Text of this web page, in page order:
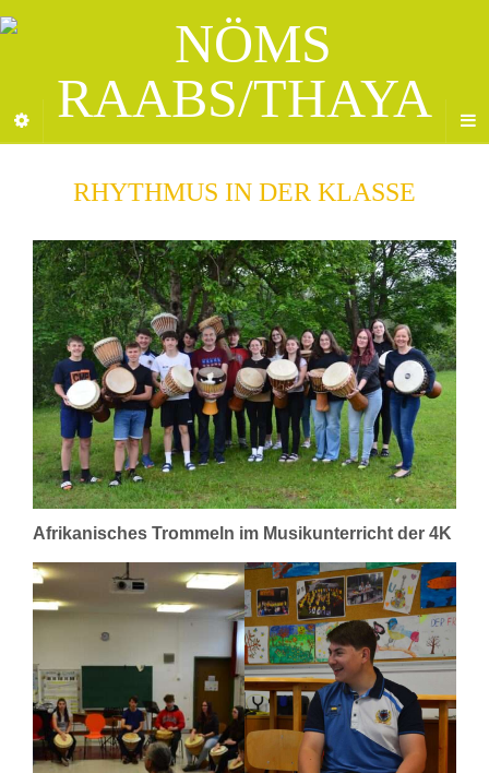
RHYTHMUS IN DER KLASSE
Afrikanisches Trommeln im Musikunterricht der 4K